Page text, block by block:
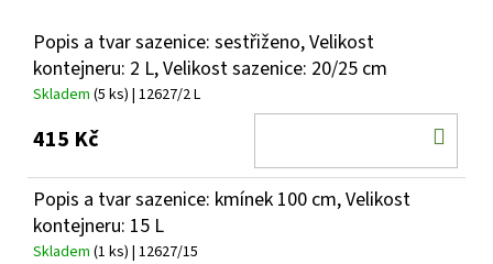
Popis a tvar sazenice: sestřiženo, Velikost
kontejneru: 2 L, Velikost sazenice: 20/25 cm
Skladem (5 ks) | 12627/2 L
415 Kč
Popis a tvar sazenice: kmínek 100 cm, Velikost
kontejneru: 15 L
Skladem (1 ks) | 12627/15